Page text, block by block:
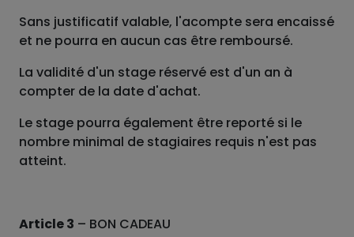
Sans justificatif valable, l'acompte sera encaissé
et ne pourra en aucun cas être remboursé.
La validité d'un stage réservé est d'un an à
compter de la date d'achat.
Le stage pourra également être reporté si le
nombre minimal de stagiaires requis n'est pas
atteint.
Article 3 – BON CADEAU